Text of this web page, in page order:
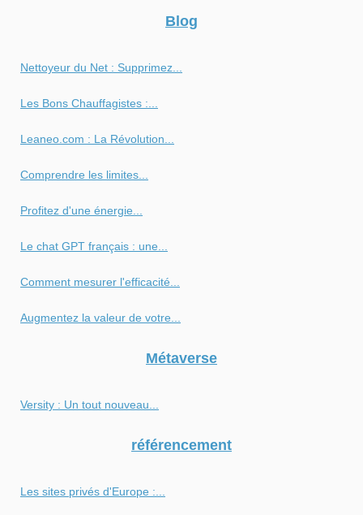
Blog
Nettoyeur du Net : Supprimez...
Les Bons Chauffagistes :...
Leaneo.com : La Révolution...
Comprendre les limites...
Profitez d'une énergie...
Le chat GPT français : une...
Comment mesurer l'efficacité...
Augmentez la valeur de votre...
Métaverse
Versity : Un tout nouveau...
référencement
Les sites privés d'Europe :...